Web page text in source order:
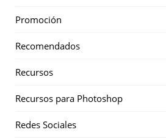
Promoción
Recomendados
Recursos
Recursos para Photoshop
Redes Sociales